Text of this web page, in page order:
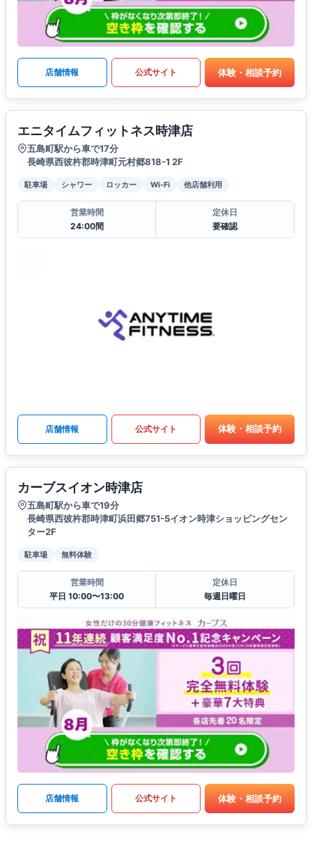
店舗情報 公式サイト 体験・相談予約
エニタイムフィットネス時津店
五島町駅から車で17分
長崎県西彼杵郡時津町元村郷818-1 2F
駐車場 シャワー ロッカー Wi-Fi 他店舗利用
営業時間
24:00間
定休日
要確認
店舗情報 公式サイト 体験・相談予約
カーブスイオン時津店
五島町駅から車で19分
長崎県西彼杵郡時津町浜田郷751-5イオン時津ショッピングセン
ター2F
駐車場 無料体験
営業時間
平日 10:00〜13:00
定休日
毎週日曜日
店舗情報 公式サイト 体験・相談予約